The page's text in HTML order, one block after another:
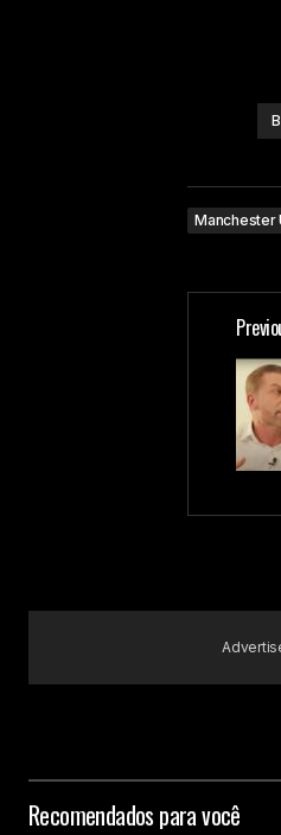
Manchester
Recomendados para você